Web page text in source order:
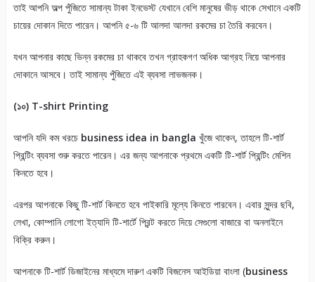
তাই আপনি অল্প পুঁজিতে সামান্য টাকা ইনভেস্ট যেখানে বেশি মানুষের ভীড় থাকে সেখানে একটি
চায়ের দোকান দিতে পারেন। আপনি ৫-৬ টি আলদা আলদা রকমের চা তৈরি করবেন।
যখন আপনার কাছে ভিন্ন রকমের চা থাকবে তখন গ্রাহকগণ অধিক আগ্রহ নিয়ে আপনার
দোকানে আসবে। তাই সামান্য পুঁজিতে এই ব্যবসা লাভজনক।
(১০) T-shirt Printing
আপনি যদি কম খরচে business idea in bangla খুঁজে থাকেন, তাহলে টি-শার্ট
প্রিন্টিং ব্যবসা শুরু করতে পারেন। এর জন্য আপনাকে প্রথমে একটি টি-শার্ট প্রিন্টিং মেশিন
কিনতে হবে।
এরপর আপনাকে কিছু টি-শার্ট কিনতে হবে পাইকারি মূল্যে কিনতে পারবেন। এবার সুন্দর ছবি,
লেখা, কোম্পানি লোগো ইত্যাদি টি-শার্টে প্রিন্ট করতে দিয়ে সেগুলো বাজারে বা অনলাইনে
বিক্রি করুন।
আপনাকে টি-শার্ট ডিজাইনের মাধ্যমে দারুণ একটি বিজনেস আইডিয়া বাংলা (business